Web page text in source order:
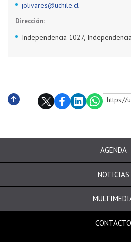
jolivares@uchile.cl
Dirección:
Independencia 1027, Independencia
https://
AGENDA
NOTICIAS
CONTACTO